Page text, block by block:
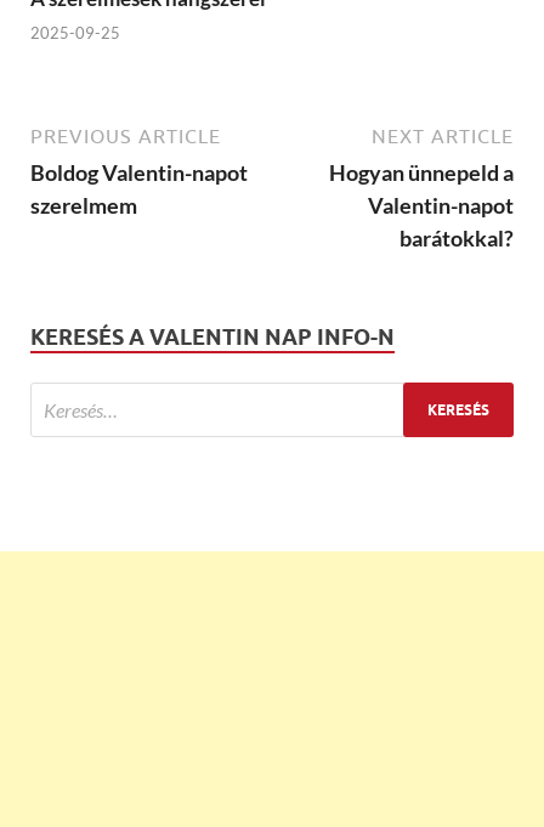
2025-09-25
PREVIOUS ARTICLE
Boldog Valentin-napot
szerelmem
NEXT ARTICLE
Hogyan ünnepeld a
Valentin-napot
barátokkal?
KERESÉS A VALENTIN NAP INFO-N